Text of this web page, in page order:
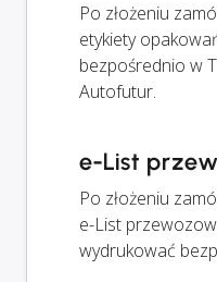
Po złożeniu
etykiety
bezpośrednio w
Autofutur.
e-List
Po złożeniu
e-List
wydrukować